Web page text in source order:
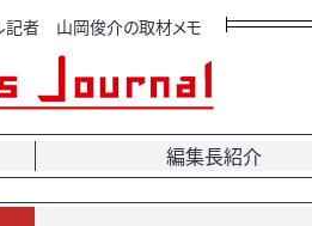
記者 山岡俊介の取材メモ
編集長紹介